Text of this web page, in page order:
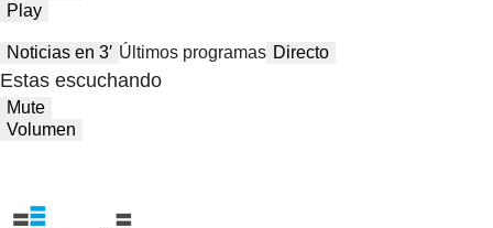
Play
Noticias en 3′ Últimos programas Directo
Estas escuchando
Mute
Volumen